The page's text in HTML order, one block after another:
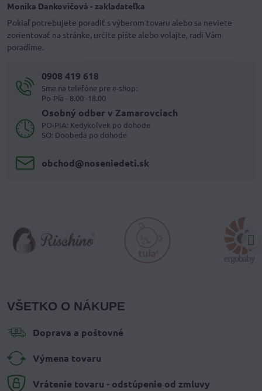
Monika Dankovičová - zakladateľka
Pokiaľ potrebujete poradiť s výberom tovaru alebo sa neviete
zorientovať na stránke, určite píšte alebo volajte, radi Vám
poradíme.
0908 419 618
Sme na telefóne pre e-shop:
Po-Pia - 8.00 -18.00
Osobný odber v Zamarovciach
PO-PIA: Kedykoľvek po dohode
SO: Doobeda po dohode
obchod​@noseniedeti​.sk
VŠETKO O NÁKUPE
Doprava a poštovné
Výmena tovaru
Vrátenie tovaru - odstúpenie od zmluvy